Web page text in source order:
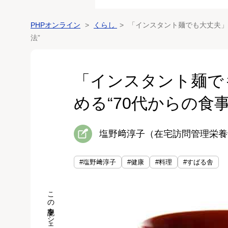
PHPオンライン くらし
「インスタント麺でも大丈夫
法”
「インスタント麺
める“70代からの食
塩野﨑淳子（在宅訪問管理栄
#塩野﨑淳子 #健康 #料理 #すばる舎
この記事をシェア